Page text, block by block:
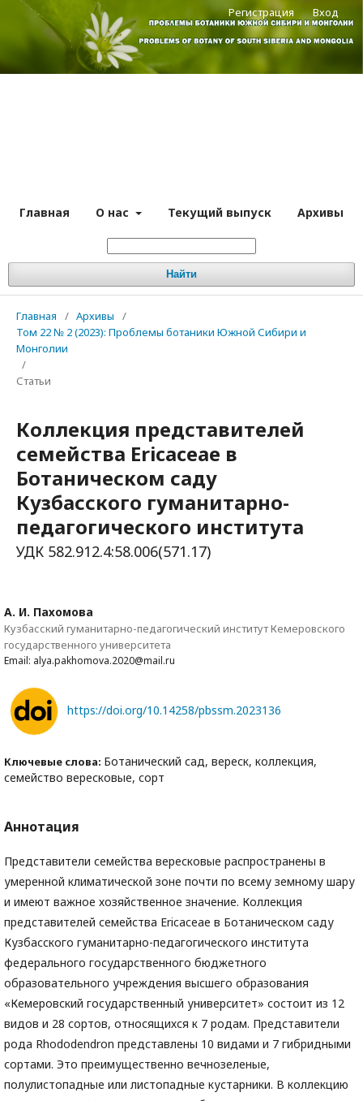
Главная О нас Текущий выпуск Архивы
Найти
Регистрация Вход
Главная / Архивы
/
Том 22 № 2 (2023): Проблемы ботаники Южной Сибири и
Монголии
/
Статьи
Коллекция представителей
семейства Ericaceae в
Ботаническом саду
Кузбасского гуманитарно-
педагогического института
УДК 582.912.4:58.006(571.17)
А. И. Пахомова
Кузбасский гуманитарно-педагогический институт Кемеровского
государственного университета
Email: alya.pakhomova.2020@mail.ru
https://doi.org/10.14258/pbssm.2023136
Ключевые слова: Ботанический сад, вереск, коллекция,
семейство вересковые, сорт
Аннотация
Представители семейства вересковые распространены в
умеренной климатической зоне почти по всему земному шару
и имеют важное хозяйственное значение. Коллекция
представителей семейства Ericaceae в Ботаническом саду
Кузбасского гуманитарно-педагогического института
федерального государственного бюджетного
образовательного учреждения высшего образования
«Кемеровский государственный университет» состоит из 12
видов и 28 сортов, относящихся к 7 родам. Представители
рода Rhododendron представлены 10 видами и 7 гибридными
сортами. Это преимущественно вечнозеленые,
полулистопадные или листопадные кустарники. В коллекцию